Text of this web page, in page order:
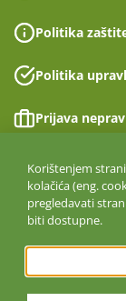
Politika
Politika
Prijava
Izjava o
Politika
ISO
Korištenjem
kolačića (eng.
pregledavati
biti dostupne.